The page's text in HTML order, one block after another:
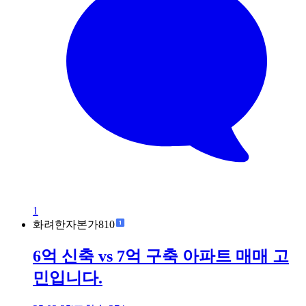
1
화려한자본가810
6억 신축 vs 7억 구축 아파트 매매 고
민입니다.